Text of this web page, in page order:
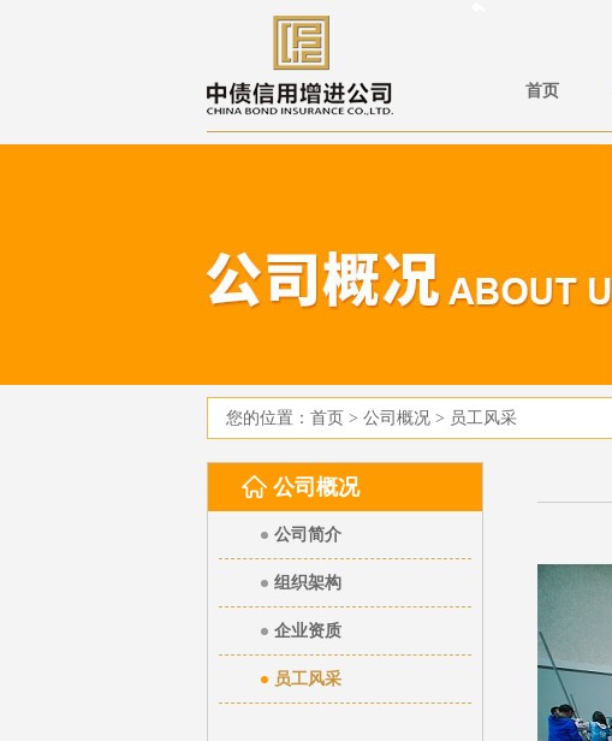
首页
您的位置： 首页 > 公司概况 > 员工风采
公司概况
公司简介
组织架构
企业资质
员工风采